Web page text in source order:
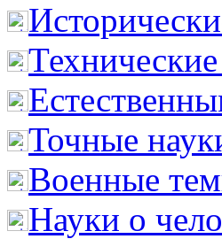
Точные
Военные
Науки о